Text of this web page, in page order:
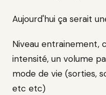
Aujourd'hui ça serait
Niveau entrainement,
intensité, un volume
mode de vie (sorties,
etc etc)